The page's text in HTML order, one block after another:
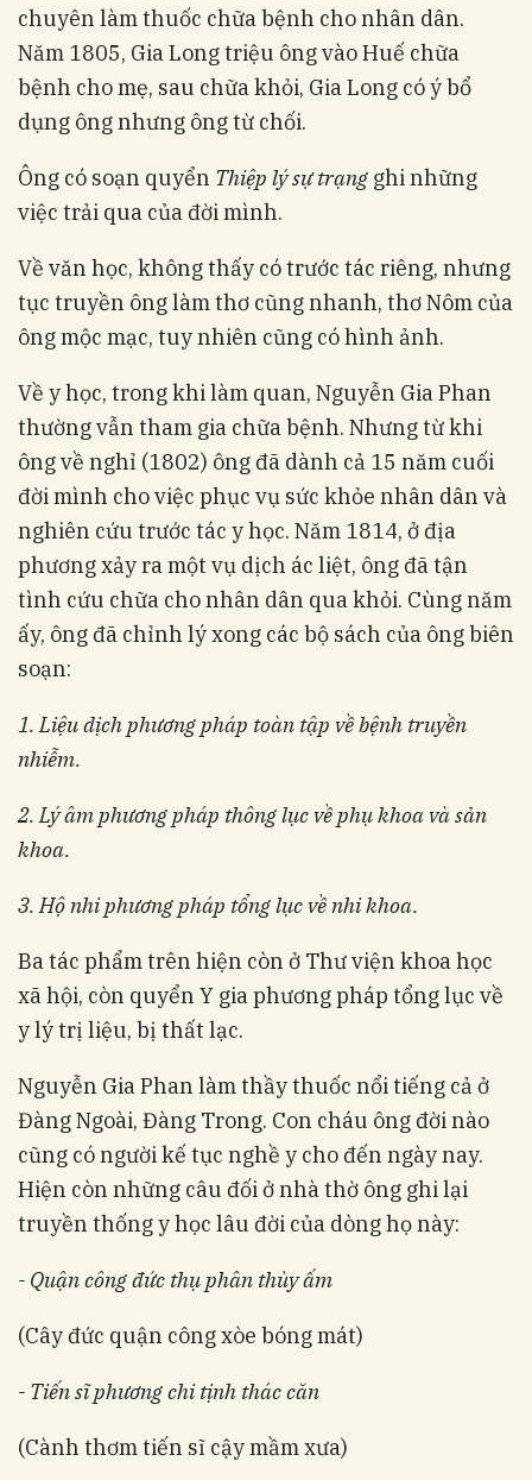
chuyên làm thuốc chữa bệnh cho nhân dân.
Năm 1805, Gia Long triệu ông vào Huế chữa
bệnh cho mẹ, sau chữa khỏi, Gia Long có ý bổ
dụng ông nhưng ông từ chối.
Ông có soạn quyển Thiệp lý sự trạng ghi những
việc trải qua của đời mình.
Về văn học, không thấy có trước tác riêng, nhưng
tục truyền ông làm thơ cũng nhanh, thơ Nôm của
ông mộc mạc, tuy nhiên cũng có hình ảnh.
Về y học, trong khi làm quan, Nguyễn Gia Phan
thường vẫn tham gia chữa bệnh. Nhưng từ khi
ông về nghỉ (1802) ông đã dành cả 15 năm cuối
đời mình cho việc phục vụ sức khỏe nhân dân và
nghiên cứu trước tác y học. Năm 1814, ở địa
phương xảy ra một vụ dịch ác liệt, ông đã tận
tình cứu chữa cho nhân dân qua khỏi. Cùng năm
ấy, ông đã chỉnh lý xong các bộ sách của ông biên
soạn:
1. Liệu dịch phương pháp toàn tập về bệnh truyền
nhiễm.
2. Lý âm phương pháp thông lục về phụ khoa và sản
khoa.
3. Hộ nhi phương pháp tổng lục về nhi khoa.
Ba tác phẩm trên hiện còn ở Thư viện khoa học
xã hội, còn quyển Y gia phương pháp tổng lục về
y lý trị liệu, bị thất lạc.
Nguyễn Gia Phan làm thầy thuốc nổi tiếng cả ở
Đàng Ngoài, Đàng Trong. Con cháu ông đời nào
cũng có người kế tục nghề y cho đến ngày nay.
Hiện còn những câu đối ở nhà thờ ông ghi lại
truyền thống y học lâu đời của dòng họ này:
- Quận công đức thụ phân thùy ấm
(Cây đức quận công xòe bóng mát)
- Tiến sĩ phương chi tịnh thác căn
(Cành thơm tiến sĩ cậy mầm xưa)